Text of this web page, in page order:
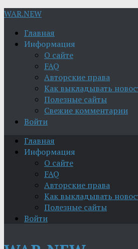
WAR.NEW
Главная
Информация
О сайте
FAQ
Авторские права
Как выкладывать
Полезные сайты
Свежие комментарии
Войти
Главная
Информация
О сайте
FAQ
Авторские права
Как выкладывать
Полезные сайты
Войти